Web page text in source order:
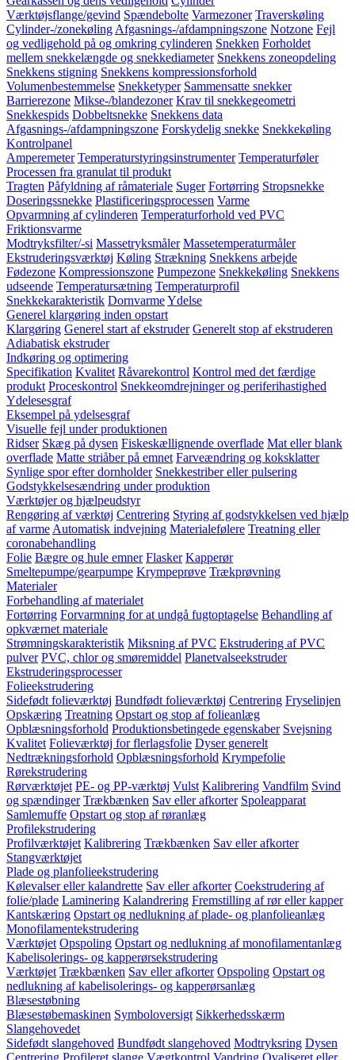
Værktøjsflange/gevind Spændebolte Varmezoner Traverskøling
Cylinder-/zonekøling Afgasnings-/afdampningszone Notzone Fejl
og vedligehold på og omkring cylinderen Snekken Forholdet
mellem snekkelængde og snekkediameter Snekkens zoneopdeling
Snekkens stigning Snekkens kompressionsforhold
Volumenbestemmelse Snekketyper Sammensatte snekker
Barrierezone Mikse-/blandezoner Krav til snekkegeometri
Snekkespids Dobbeltsnekke Snekkens data
Afgasnings-/afdampningszone Forskydelig snekke Snekkekøling
Kontrolpanel
Amperemeter Temperaturstyringsinstrumenter Temperaturføler
Processen fra granulat til produkt
Tragten Påfyldning af råmateriale Suger Fortørring Stropsnekke
Doseringssnekke Plastificeringsprocessen Varme
Opvarmning af cylinderen Temperaturforhold ved PVC
Friktionsvarme
Modtryksfilter/-si Massetryksmåler Massetemperaturmåler
Ekstruderingsværktøj Køling Strækning Snekkens arbejde
Fødezone Kompressionszone Pumpezone Snekkekøling Snekkens
udseende Temperatursætning Temperaturprofil
Snekkekarakteristik DornvarmeYdelse
Generel klargøring inden opstart
Klargøring Generel start af ekstruder Generelt stop af ekstruderen
Adiabatisk ekstruder
Indkøring og optimering
Specifikation Kvalitet Råvarekontrol Kontrol med det færdige
produkt Proceskontrol Snekkeomdrejninger og periferihastighed
Ydelesesgraf
Eksempel på ydelsesgraf
Visuelle fejl under produktionen
Ridser Skæg på dysen Fiskeskællignende overflade Mat eller blank
overflade Matte striåber på emnet Farveændring og koksklatter
Synlige spor efter dornholder Snekkestriber eller pulsering
Godstykkelsesændring under produktion
Værktøjer og hjælpeudstyr
Rengøring af værktøj Centrering Styring af godstykkelsen ved hjælp
af varme Automatisk indvejning Materialefølere Treatning eller
coronabehandling
Folie Bægre og hule emner Flasker Kapperør
Smeltepumpe/gearpumpe Krympeprøve Trækprøvning
Materialer
Forbehandling af materialet
Fortørring Forvarmning for at undgå fugtoptagelse Behandling af
opkværnet materiale
Strømningskarakteristik Miksning af PVC Ekstrudering af PVC
pulver PVC, chlor og smøremiddel Planetvalseekstruder
Ekstruderingsprocesser
Folieekstrudering
Sidefødt folieværktøj Bundfødt folieværktøj Centrering Fryselinjen
Opskæring Treatning Opstart og stop af folieanlæg
Opblæsningsforhold Produktionsbetingede egenskaber Svejsning
Kvalitet Folieværktøj for flerlagsfolie Dyser generelt
Nedtrækningsforhold Opblæsningsforhold Krympefolie
Rørekstrudering
Rørværktøjet PE- og PP-værktøj Vulst Kalibrering Vandfilm Svind
og spændinger Trækbænken Sav eller afkorter Spoleapparat
Samlemuffe Opstart og stop af røranlæg
Profilekstrudering
Profilværktøjet Kalibrering Trækbænken Sav eller afkorter
Stangværktøjet
Plade og planfolieekstrudering
Kølevalser eller kalandrette Sav eller afkorter Coekstrudering af
folie/plade Laminering Kalandrering Fremstilling af rør eller kapper
Kantskæring Opstart og nedlukning af plade- og planfolieanlæg
Monofilamentekstrudering
Værktøjet Opspoling Opstart og nedlukning af monofilamentanlæg
Kabelisolerings- og kapperørsekstrudering
Værktøjet Trækbænken Sav eller afkorter Opspoling Opstart og
nedlukning af kabelisolerings- og kapperørsanlæg
Blæsestøbning
Blæsestøbemaskinen Symboloversigt Sikkerhedsskærm
Slangehovedet
Sidefødt slangehoved Bundfødt slangehoved Modtryksring Dysen
Centrering Profileret slange Vægtkontrol Vandring Ovaliseret eller